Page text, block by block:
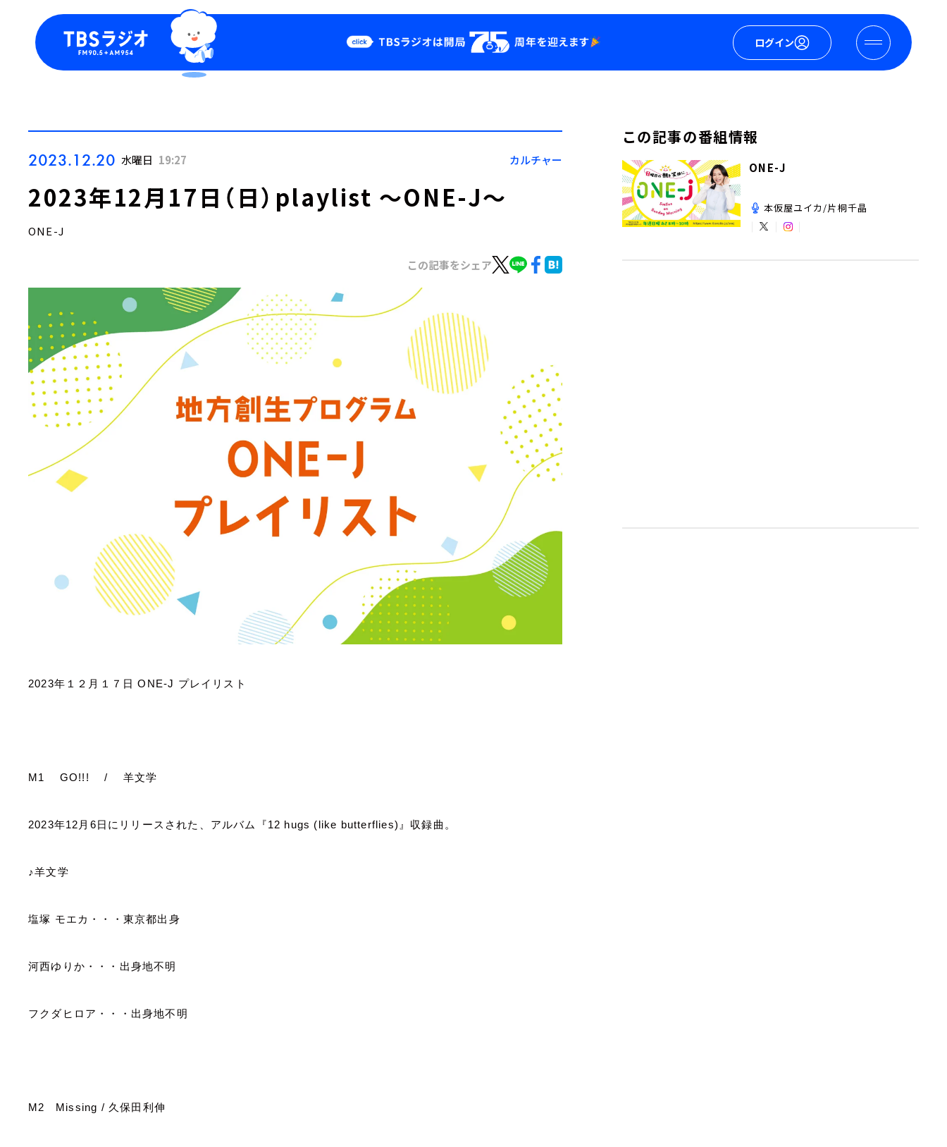
ログイン
Podcast
YouTube
2023.12.20 水曜日 19:27 カルチャー
2023年12月17日（日）playlist ～ONE-J～
ONE-J
この記事をシェア
2023年１２月１７日ONE-J プレイリスト
M1 GO!!! / 羊文学
2023年12 月 6日にリリースされた、アルバム『12 hugs (like butterflies) 』収録曲。
♪羊文学
塩塚 モエカ・・・東京都出身
河西ゆりか・・・出身地不明
フクダヒロア・・・出身地不明
M2 Missing / 久保田利伸
この記事の番組情報
ONE-J
本仮屋ユイカ/片桐千晶